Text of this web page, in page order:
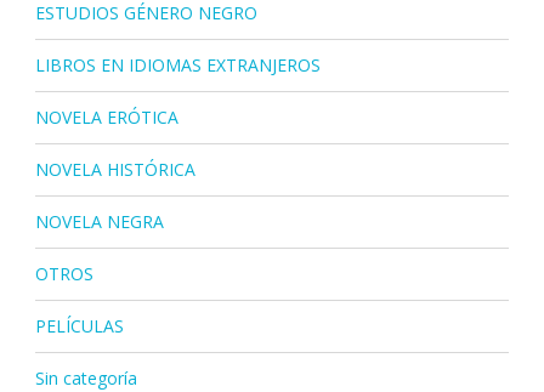
ESTUDIOS GÉNERO NEGRO
LIBROS EN IDIOMAS EXTRANJEROS
NOVELA ERÓTICA
NOVELA HISTÓRICA
NOVELA NEGRA
OTROS
PELÍCULAS
Sin categoría